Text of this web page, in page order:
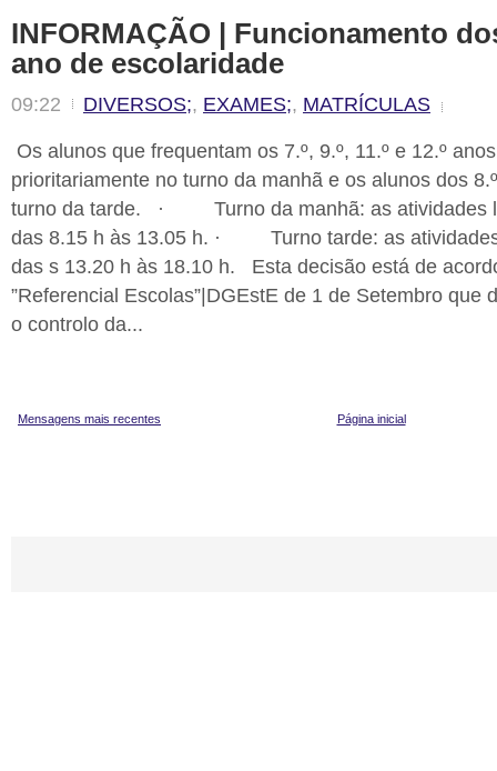
INFORMAÇÃO | Funcionamento
ano de escolaridade
09:22 DIVERSOS;, EXAMES;, MATRÍCULAS
Os alunos que frequentam os 7.º, 9.º, 11.º e 12.º
prioritariamente no turno da manhã e os alunos dos
turno da tarde. · Turno da manhã: as atividades
das 8.15 h às 13.05 h. · Turno tarde: as
das s 13.20 h às 18.10 h. Esta decisão está de
”Referencial Escolas”|DGEstE de 1 de Setembro que
o controlo da...
Mensagens mais recentes Página inicial